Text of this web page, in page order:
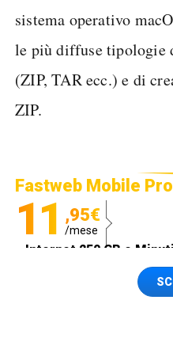
sistema operativo
le più diffuse tipologie
(ZIP, TAR ecc.) e di
ZIP.
Fastweb Mobile Pro
11 ,95€
/mese
Internet 250 GB e
Spedizione SIM GRATIS